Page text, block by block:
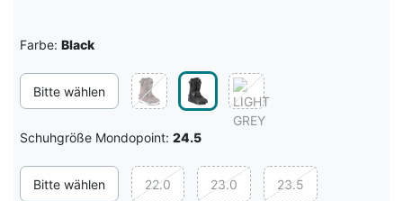
Farbe: Black
Bitte wählen
Schuhgröße Mondopoint: 24.5
Bitte wählen 22.0 23.0 23.5